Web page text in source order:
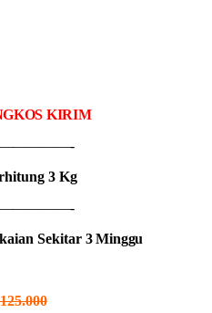
KIRIM
3 Kg
Sekitar 3 Minggu